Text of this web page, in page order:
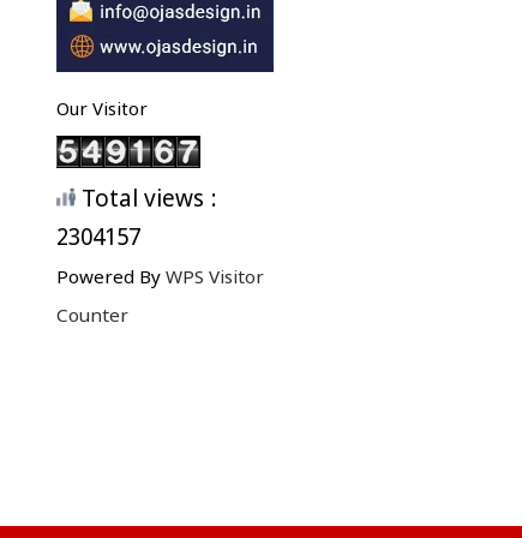
Our Visitor
Total views :
2304157
Powered By WPS Visitor
Counter